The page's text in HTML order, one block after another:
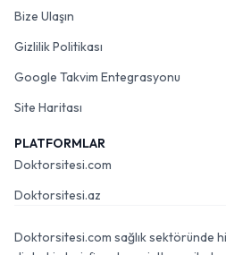
Bize Ulaşın
Gizlilik Politikası
Google Takvim Entegrasyonu
Site Haritası
PLATFORMLAR
Doktorsitesi.com
Doktorsitesi.az
Doktorsitesi.com sağlık sektöründe